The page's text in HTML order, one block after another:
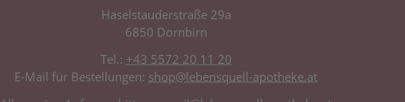
Haselstauderstraße 29a
6850 Dornbirn
Tel.: +43 5572 20 11 20
E-Mail für Bestellungen: shop@lebensquell-apotheke.at